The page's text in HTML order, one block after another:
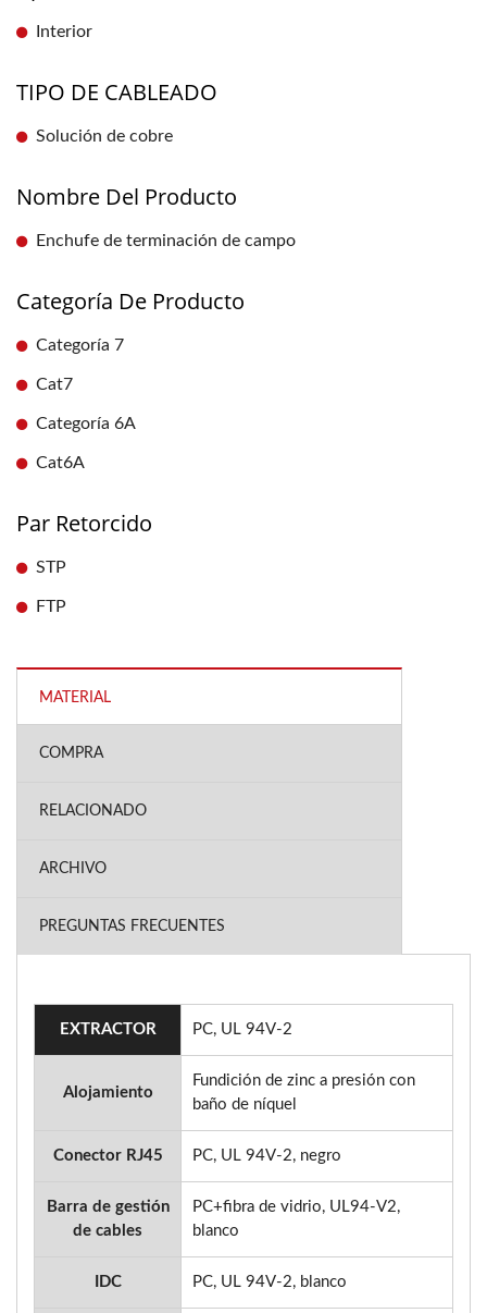
Interior
TIPO DE CABLEADO
Solución de cobre
Nombre Del Producto
Enchufe de terminación de campo
Categoría De Producto
Categoría 7
Cat7
Categoría 6A
Cat6A
Par Retorcido
STP
FTP
MATERIAL
COMPRA
RELACIONADO
ARCHIVO
PREGUNTAS FRECUENTES
EXTRACTOR PC, UL 94V-2
Alojamiento
Fundición de zinc a presión con
baño de níquel
Conector RJ45 PC, UL 94V-2, negro
Barra de gestión
de cables
PC+fibra de vidrio, UL94-V2,
blanco
IDC PC, UL 94V-2, blanco